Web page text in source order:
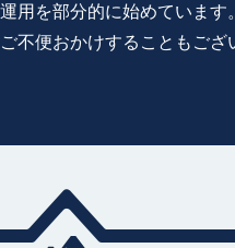
運用を部分的に始めています。
ご不便おかけすることもござ